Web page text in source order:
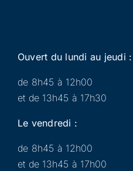
Ouvert du lundi au jeudi :
de 8h45 à 12h00
et de 13h45 à 17h30
Le vendredi :
de 8h45 à 12h00
et de 13h45 à 17h00